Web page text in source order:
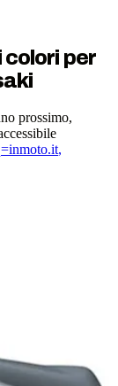
colori per
prossimo,
,